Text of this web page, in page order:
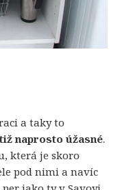
a taky to
naprosto úžasné.
která je skoro
pod nimi a navíc